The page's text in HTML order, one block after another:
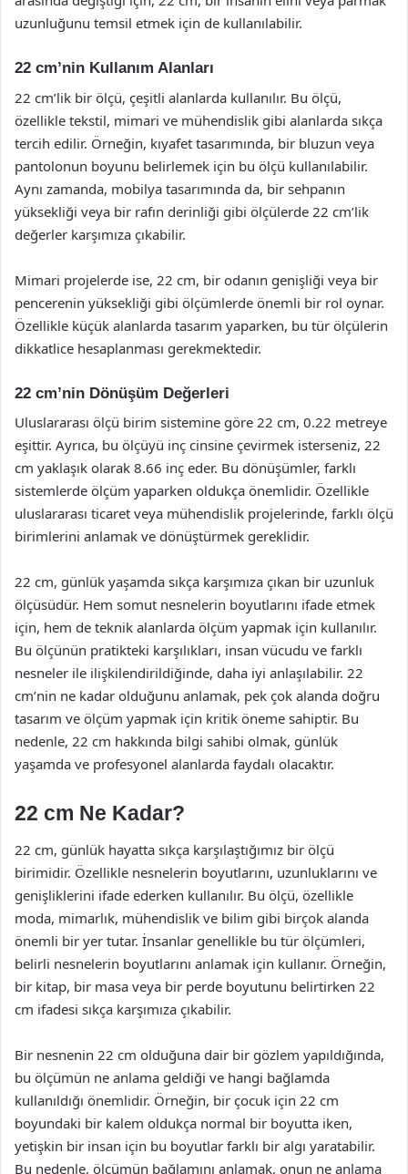
uzunluğunu temsil etmek için de kullanılabilir.
22 cm’nin Kullanım Alanları
22 cm’lik bir ölçü, çeşitli alanlarda kullanılır. Bu ölçü,
özellikle tekstil, mimari ve mühendislik gibi alanlarda sıkça
tercih edilir. Örneğin, kıyafet tasarımında, bir bluzun veya
pantolonun boyunu belirlemek için bu ölçü kullanılabilir.
Aynı zamanda, mobilya tasarımında da, bir sehpanın
yüksekliği veya bir rafın derinliği gibi ölçülerde 22 cm’lik
değerler karşımıza çıkabilir.
Mimari projelerde ise, 22 cm, bir odanın genişliği veya bir
pencerenin yüksekliği gibi ölçümlerde önemli bir rol oynar.
Özellikle küçük alanlarda tasarım yaparken, bu tür ölçülerin
dikkatlice hesaplanması gerekmektedir.
22 cm’nin Dönüşüm Değerleri
Uluslararası ölçü birim sistemine göre 22 cm, 0.22 metreye
eşittir. Ayrıca, bu ölçüyü inç cinsine çevirmek isterseniz, 22
cm yaklaşık olarak 8.66 inç eder. Bu dönüşümler, farklı
sistemlerde ölçüm yaparken oldukça önemlidir. Özellikle
uluslararası ticaret veya mühendislik projelerinde, farklı ölçü
birimlerini anlamak ve dönüştürmek gereklidir.
22 cm, günlük yaşamda sıkça karşımıza çıkan bir uzunluk
ölçüsüdür. Hem somut nesnelerin boyutlarını ifade etmek
için, hem de teknik alanlarda ölçüm yapmak için kullanılır.
Bu ölçünün pratikteki karşılıkları, insan vücudu ve farklı
nesneler ile ilişkilendirildiğinde, daha iyi anlaşılabilir. 22
cm’nin ne kadar olduğunu anlamak, pek çok alanda doğru
tasarım ve ölçüm yapmak için kritik öneme sahiptir. Bu
nedenle, 22 cm hakkında bilgi sahibi olmak, günlük
yaşamda ve profesyonel alanlarda faydalı olacaktır.
22 cm Ne Kadar?
22 cm, günlük hayatta sıkça karşılaştığımız bir ölçü
birimidir. Özellikle nesnelerin boyutlarını, uzunluklarını ve
genişliklerini ifade ederken kullanılır. Bu ölçü, özellikle
moda, mimarlık, mühendislik ve bilim gibi birçok alanda
önemli bir yer tutar. İnsanlar genellikle bu tür ölçümleri,
belirli nesnelerin boyutlarını anlamak için kullanır. Örneğin,
bir kitap, bir masa veya bir perde boyutunu belirtirken 22
cm ifadesi sıkça karşımıza çıkabilir.
Bir nesnenin 22 cm olduğuna dair bir gözlem yapıldığında,
bu ölçümün ne anlama geldiği ve hangi bağlamda
kullanıldığı önemlidir. Örneğin, bir çocuk için 22 cm
boyundaki bir kalem oldukça normal bir boyutta iken,
yetişkin bir insan için bu boyutlar farklı bir algı yaratabilir.
Bu nedenle, ölçümün bağlamını anlamak, onun ne anlama